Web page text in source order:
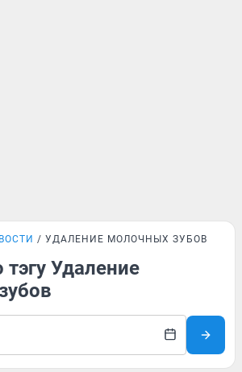
УДАЛЕНИЕ МОЛОЧНЫХ ЗУБОВ
Удаление